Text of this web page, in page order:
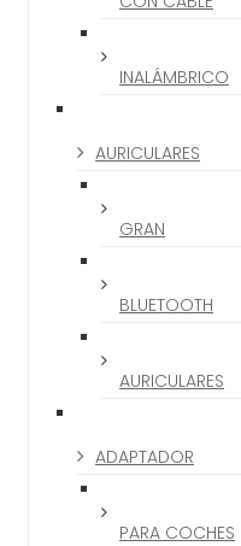
INALÁMBRICO
AURICULARES
GRAN
BLUETOOTH
AURICULARES
ADAPTADOR
PARA COCHES